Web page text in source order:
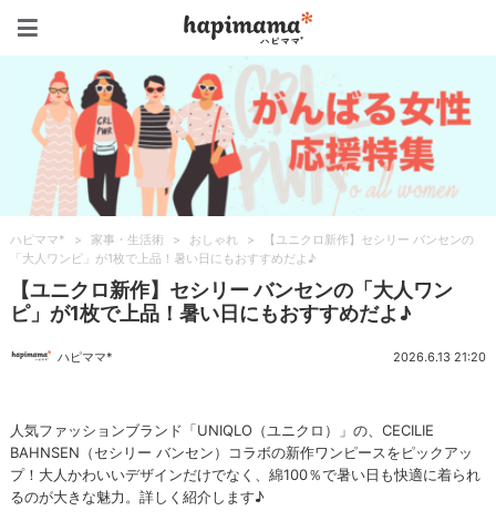
ハピママ* > 家事・生活術 > おしゃれ >
【ユニクロ新作】セシリー バンセンの
「大人ワンピ」が1枚で上品！暑い日にもおすすめだよ♪
【ユニクロ新作】セシリー バンセンの「大人ワン
ピ」が1枚で上品！暑い日にもおすすめだよ♪
ハピママ* 2026.6.13 21:20
人気ファッションブランド「UNIQLO（ユニクロ）」の、CECILIE
BAHNSEN（セシリー バンセン）コラボの新作ワンピースをピックアッ
プ！大人かわいいデザインだけでなく、綿100％で暑い日も快適に着られ
るのが大きな魅力。詳しく紹介します♪